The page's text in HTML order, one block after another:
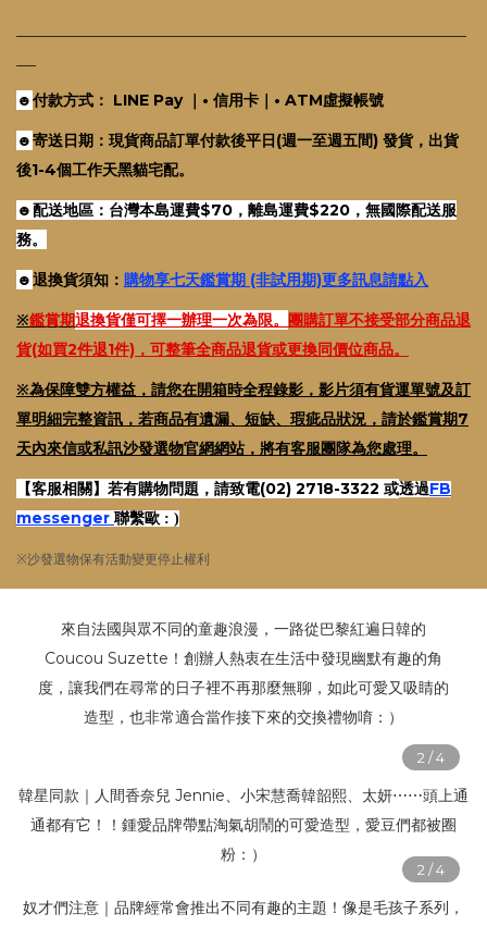
☻付款方式： LINE Pay ｜• 信用卡｜• ATM虛擬帳號
☻寄送日期： 現貨商品訂單付款後平日(週一至週五間) 發貨，出貨
後1-4個工作天黑貓宅配。
☻配送地區：台灣本島運費$70， 離島運費$220 ，無國際配送服
務。
☻退換貨須知： 購物享七天鑑賞期 (非試用期)更多訊息請點入
※鑑賞期退換貨僅可擇一辦理一次為限。 團購訂單不接受部分商品退
貨(如買2件退1件)，可整筆全商品退貨或更換同價位商品。
※為保障雙方權益，請您在開箱時全程錄影，影片須有貨運單號及訂
單明細完整資訊，若商品有遺漏、短缺、瑕疵品狀況，請於鑑賞期7
天內來信或私訊沙發選物官網網站，將有客服團隊為您處理。
【客服相關】若有購物問題，請致電(02) 2718-3322 或透過FB
messenger 聯繫歐 : )
※沙發選物保有活動變更停止權利
來自法國與眾不同的童趣浪漫，一路從巴黎紅遍日韓的
Coucou Suzette！創辦人熱衷在生活中發現幽默有趣的角
度，讓我們在尋常的日子裡不再那麼無聊，如此可愛又吸睛的
造型，也非常適合當作接下來的交換禮物唷：）
韓星同款｜人間香奈兒 Jennie、小宋慧喬韓韶熙、太妍⋯⋯頭上通
通都有它！！鍾愛品牌帶點淘氣胡鬧的可愛造型，愛豆們都被圈
粉：）
奴才們注意｜品牌經常會推出不同有趣的主題！像是毛孩子系列，